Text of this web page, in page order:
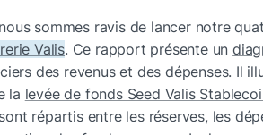
sommes ravis de lancer notre
Valis. Ce rapport présente un
des revenus et des dépenses. Il
la levée de fonds Seed Valis